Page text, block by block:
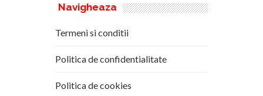
Navigheaza
Termeni si conditii
Politica de confidentialitate
Politica de cookies